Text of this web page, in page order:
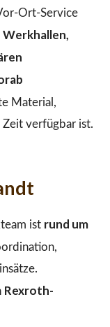
Ort-Service
Material,
verfügbar ist.
ist rund um
Rexroth-